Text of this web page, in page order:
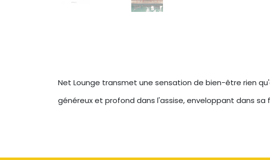
Net Lounge transmet une sensation de bien-être rien
généreux et profond dans l'assise, enveloppant dans